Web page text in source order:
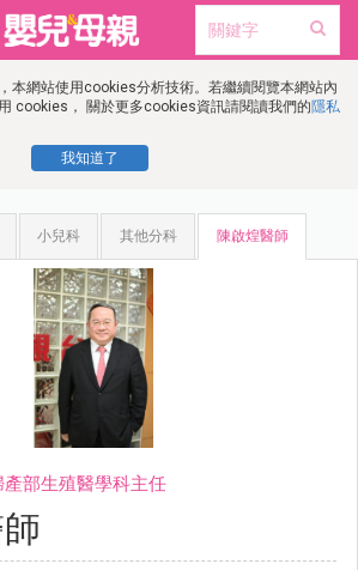
本網站使用cookies分析技術。若繼續閱覽本網站內
cookies， 關於更多cookies資訊請閱讀我們的隱私
我知道了
小兒科 其他分科 陳啟煌醫師
部生殖醫學科主任